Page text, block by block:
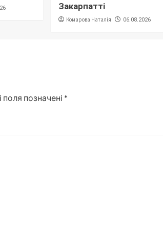
Закарпатті
Комарова Наталія 06.08.2026
поля позначені *